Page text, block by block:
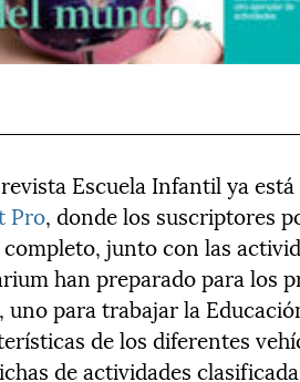
Escuela Infantil ya
Pro, donde los suscriptores
junto con las
han preparado para los
uno para trabajar la
de los diferentes
de actividades